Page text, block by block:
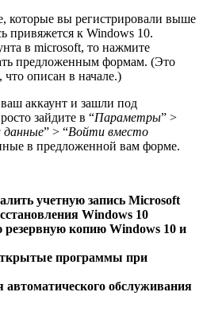
которые вы регистрировали выше
привяжется к Windows 10.
в microsoft, то нажмите
предложенным формам. (Это
описан в начале.)
аккаунт и зашли под
зайдите в “Параметры” >
” > “Войти вместо
в предложенной вам форме.
учетную запись Microsoft
Windows 10
резервную копию Windows 10 и
программы при
обслуживания